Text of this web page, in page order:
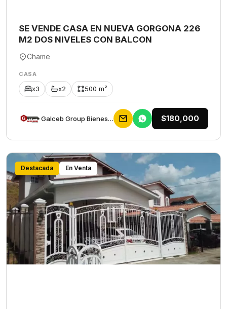
SE VENDE CASA EN NUEVA GORGONA 226
M2 DOS NIVELES CON BALCON
Chame
CASA
x3 x2 500 m²
Galceb Group Bienes Raices $180,000
Destacada En Venta